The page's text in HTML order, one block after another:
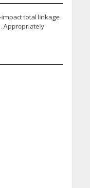
total linkage
Appropriately